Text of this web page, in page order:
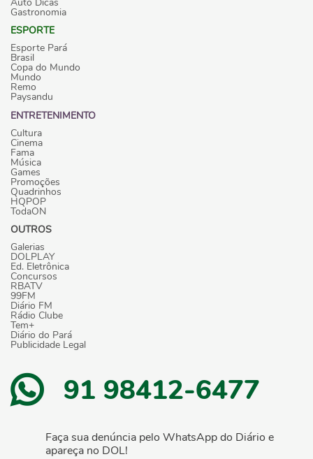
Gastronomia
ESPORTE
Esporte Pará
Brasil
Copa do Mundo
Mundo
Remo
Paysandu
ENTRETENIMENTO
Cultura
Cinema
Fama
Música
Games
Promoções
Quadrinhos
HQPOP
TodaON
OUTROS
Galerias
DOLPLAY
Ed. Eletrônica
Concursos
RBATV
99FM
Diário FM
Rádio Clube
Tem+
Diário do Pará
Publicidade Legal
91 98412-6477
Faça sua denúncia pelo WhatsApp do Diário e
apareça no DOL!